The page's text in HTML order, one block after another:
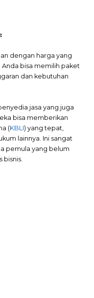
dengan harga yang
bisa memilih paket
dan kebutuhan
jasa yang juga
bisa memberikan
(KBLI) yang tepat,
lainnya. Ini sangat
pemula yang belum